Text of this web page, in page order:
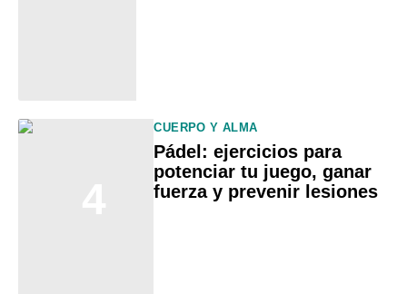
CUERPO Y ALMA
Pádel: ejercicios para
potenciar tu juego, ganar
fuerza y prevenir lesiones